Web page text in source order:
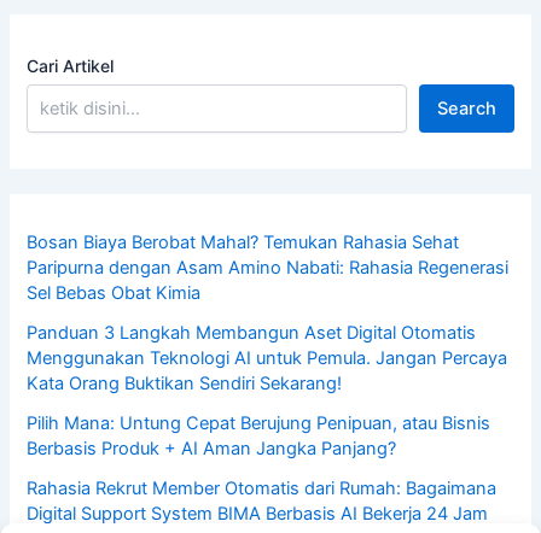
Cari Artikel
Search
Bosan Biaya Berobat Mahal? Temukan Rahasia Sehat
Paripurna dengan Asam Amino Nabati: Rahasia Regenerasi
Sel Bebas Obat Kimia
Panduan 3 Langkah Membangun Aset Digital Otomatis
Menggunakan Teknologi AI untuk Pemula. Jangan Percaya
Kata Orang Buktikan Sendiri Sekarang!
Pilih Mana: Untung Cepat Berujung Penipuan, atau Bisnis
Berbasis Produk + AI Aman Jangka Panjang?
Rahasia Rekrut Member Otomatis dari Rumah: Bagaimana
Digital Support System BIMA Berbasis AI Bekerja 24 Jam